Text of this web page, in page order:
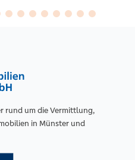
rund um die Vermittlung,
in Münster und